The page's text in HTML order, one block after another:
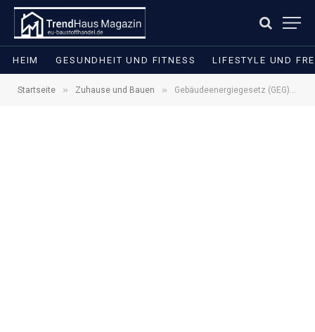
HEIM GESUNDHEIT UND FITNESS LIFESTYLE UND
Startseite » Zuhause und Bauen » Gebäudeenergiegesetz (GEG) 2026: Pflichten und 65%-Regel